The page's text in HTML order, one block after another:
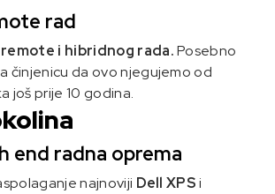
rad
i hibridnog rada.Posebno
činjenicu da ovo njegujemo od
još prije 10 godina.
end radna oprema
najnoviji Dell XPSi